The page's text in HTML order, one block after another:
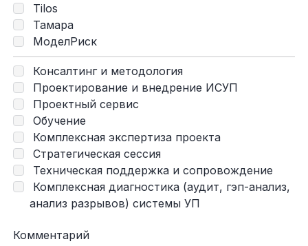
Tilos
Тамара
МоделРиск
Консалтинг и методология
Проектирование и внедрение ИСУП
Проектный сервис
Обучение
Комплексная экспертиза проекта
Стратегическая сессия
Техническая поддержка и сопровождение
Комплексная диагностика (аудит, гэп-анализ,
анализ разрывов) системы УП
Комментарий